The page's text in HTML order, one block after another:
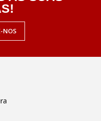
NOS